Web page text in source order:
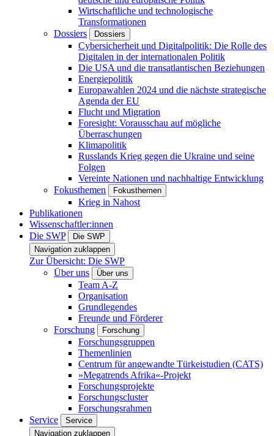
Wirtschaftliche und technologische
Transformationen
Dossiers
Dossiers
Cybersicherheit und Digitalpolitik: Die Rolle des
Digitalen in der internationalen Politik
Die USA und die transatlantischen Beziehungen
Energiepolitik
Europawahlen 2024 und die nächste strategische
Agenda der EU
Flucht und Migration
Foresight: Vorausschau auf mögliche
Überraschungen
Klimapolitik
Russlands Krieg gegen die Ukraine und seine
Folgen
Vereinte Nationen und nachhaltige Entwicklung
Fokusthemen
Fokusthemen
Krieg in Nahost
Publikationen
Wissenschaftler:innen
Die SWP
Die SWP
Navigation zuklappen
Zur Übersicht: Die SWP
Über uns
Über uns
Team A-Z
Organisation
Grundlegendes
Freunde und Förderer
Forschung
Forschung
Forschungsgruppen
Themenlinien
Centrum für angewandte Türkeistudien (CATS)
»Megatrends Afrika«-Projekt
Forschungsprojekte
Forschungscluster
Forschungsrahmen
Service
Service
Navigation zuklappen